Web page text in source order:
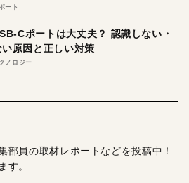
ート
Cポートは大丈夫？ 認識しない・
原因と正しい対策
ノロジー
部員の取材レポートなどを投稿中！
す。